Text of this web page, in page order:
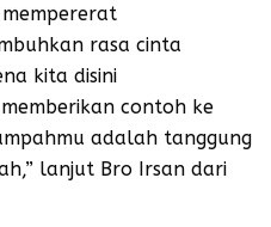
rasa cinta
kita disini
contoh ke
adalah tanggung
lanjut Bro Irsan dari